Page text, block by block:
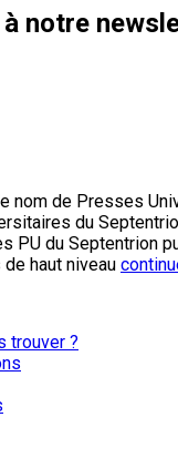
notre
nom de Presses
du
PU du Septentrion
haut niveau
trouver ?